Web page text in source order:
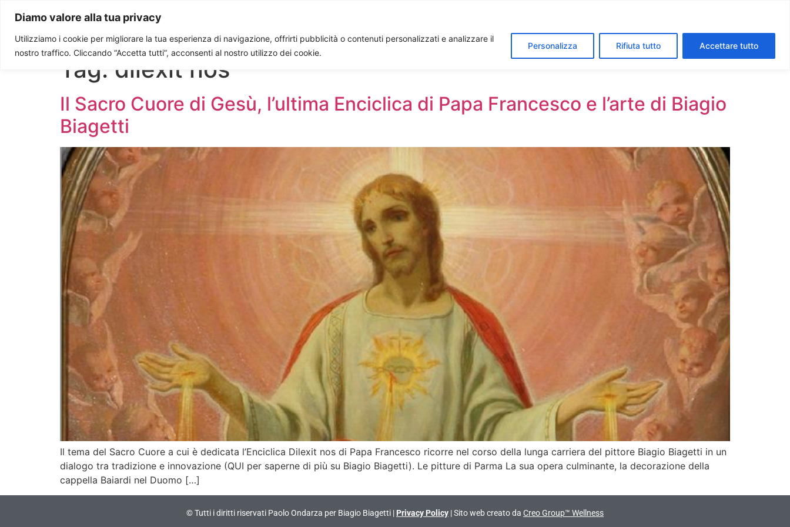
Diamo valore alla tua privacy
Utilizziamo i cookie per migliorare la tua esperienza di navigazione, offrirti pubblicità o contenuti personalizzati e analizzare il
nostro traffico. Cliccando “Accetta tutti”, acconsenti al nostro utilizzo dei cookie.
Personalizza Rifiuta tutto Accettare tutto
Paolo Ondarza
Tag: dilexit nos
Il Sacro Cuore di Gesù, l’ultima Enciclica di Papa Francesco e l’arte di Biagio
Biagetti
Il tema del Sacro Cuore a cui è dedicata l’Enciclica Dilexit nos di Papa Francesco ricorre nel corso della lunga carriera del pittore Biagio Biagetti in un
dialogo tra tradizione e innovazione (QUI per saperne di più su Biagio Biagetti). Le pitture di Parma La sua opera culminante, la decorazione della
cappella Baiardi nel Duomo […]
© Tutti i diritti riservati Paolo Ondarza per Biagio Biagetti | Privacy Policy | Sito web creato da Creo Group™ Wellness